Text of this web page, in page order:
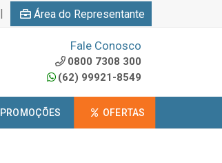
| Área do Representante
Fale Conosco
0800 7308 300
(62) 99921-8549
PROMOÇÕES OFERTAS